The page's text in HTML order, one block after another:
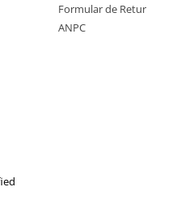
Formular de Retur
ANPC